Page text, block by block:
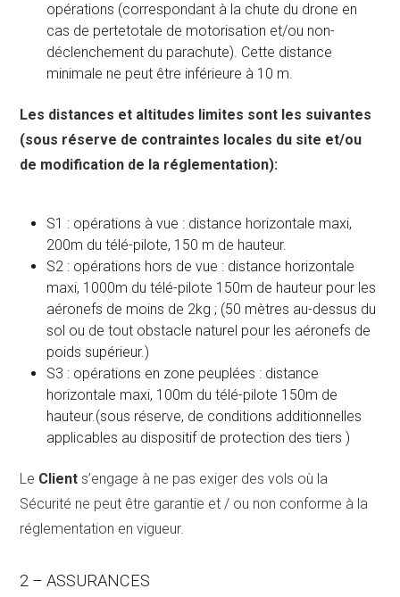
opérations (correspondant à la chute du drone en
cas de pertetotale de motorisation et/ou non-
déclenchement du parachute). Cette distance
minimale ne peut être inférieure à 10 m.
Les distances et altitudes limites sont les suivantes
(sous réserve de contraintes locales du site et/ou
de modification de la réglementation):
S1 : opérations à vue : distance horizontale maxi,
200m du télé-pilote, 150 m de hauteur.
S2 : opérations hors de vue : distance horizontale
maxi, 1000m du télé-pilote 150m de hauteur pour les
aéronefs de moins de 2kg ; (50 mètres au-dessus du
sol ou de tout obstacle naturel pour les aéronefs de
poids supérieur.)
S3 : opérations en zone peuplées : distance
horizontale maxi, 100m du télé-pilote 150m de
hauteur.(sous réserve, de conditions additionnelles
applicables au dispositif de protection des tiers )
Le Client s’engage à ne pas exiger des vols où la
Sécurité ne peut être garantie et / ou non conforme à la
réglementation en vigueur.
2 – ASSURANCES